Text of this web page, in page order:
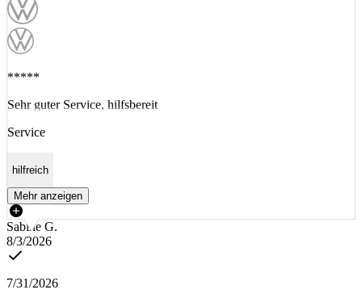
*****
Sehr guter Service, hilfsbereit
Service
hilfreich
Mehr anzeigen
Sabine G.
8/3/2026
7/31/2026